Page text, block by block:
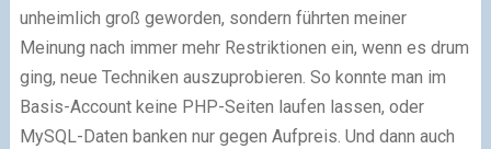
unheimlich groß geworden, sondern führten meiner
Meinung nach immer mehr Restriktionen ein, wenn es drum
ging, neue Techniken auszuprobieren. So konnte man im
Basis-Account keine PHP-Seiten laufen lassen, oder
MySQL-Daten banken nur gegen Aufpreis. Und dann auch